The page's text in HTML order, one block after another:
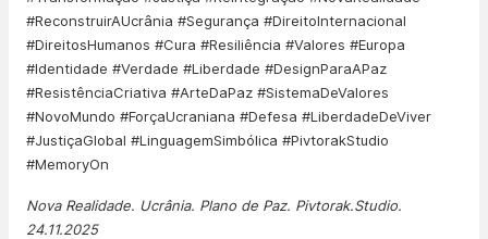
#ReconstruirAUcrânia #Segurança #DireitoInternacional
#DireitosHumanos #Cura #Resiliência #Valores #Europa
#Identidade #Verdade #Liberdade #DesignParaAPaz
#ResistênciaCriativa #ArteDaPaz #SistemaDeValores
#NovoMundo #ForçaUcraniana #Defesa #LiberdadeDeViver
#JustiçaGlobal #LinguagemSimbólica #PivtorakStudio
#MemoryOn
Nova Realidade. Ucrânia. Plano de Paz. Pivtorak.Studio.
24.11.2025